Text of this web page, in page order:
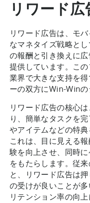
リワード
リワード広告は、モ
なマネタイズ戦略と
の報酬と引き換えに
提供しています。こ
業界で大きな支持を
ーの双方にWin-Winの
リワード広告の核心
り、簡単なタスクを
やアイテムなどの特典
これは、目に見える
験を向上させ、同時
をもたらします。従
と、リワード広告は
の受けが良いことが
リテンション率の向上